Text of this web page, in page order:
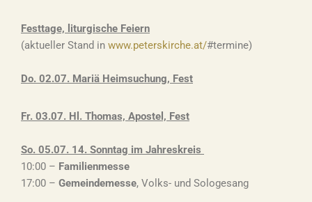
Festtage, liturgische Feiern
(aktueller Stand in www.peterskirche.at/#termine)
Do. 02.07. Mariä Heimsuchung, Fest
Fr. 03.07. Hl. Thomas, Apostel, Fest
So. 05.07. 14. Sonntag im Jahreskreis
10:00 – Familienmesse
17:00 – Gemeindemesse, Volks- und Sologesang